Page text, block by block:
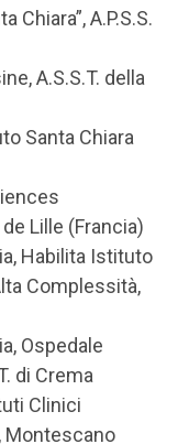
Chiara”, A.P.S.S.
A.S.S.T. della
Santa Chiara
Lille (Francia)
Habilita Istituto
Complessità,
Ospedale
di Crema
Clinici
Montescano